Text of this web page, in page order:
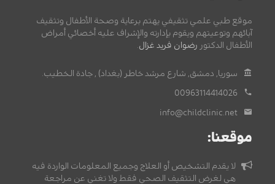
موقع طبي علمي تثقيفي يهتم برعاية وصحة الأطفال وتثقيف
آبائهم وتوعيتهم ويقوم بإدارته والإشراف عليه أخصائي أمراض
الأطفال الدكتور رضوان فريد غزال.
سوريا, دمشق, شارع مرشد خاطر (بغداد) , جادة الخطيب.
00963114414026
info@childclinic.net
موقعنا:
لا يقدم التشخيص أو العلاج وجميع المعلومات الواردة فيه
هي لغرض التثقيف الصحي فقط ولا تغني عن مراجعة